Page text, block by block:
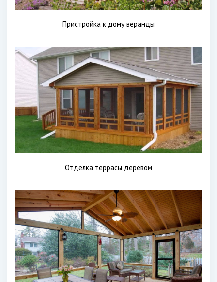
Пристройка к дому веранды
Отделка террасы деревом